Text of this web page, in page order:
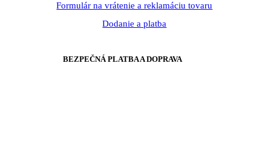
Formulár na vrátenie a reklamáciu tovaru
Dodanie a platba
BEZPEČNÁ PLATBA A DOPRAVA